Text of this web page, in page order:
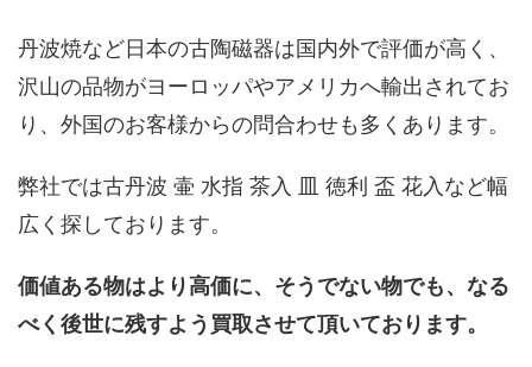
丹波焼など日本の古陶磁器は国内外で評価が高く、
沢山の品物がヨーロッパやアメリカへ輸出されてお
り、外国のお客様からの問合わせも多くあります。
弊社では古丹波 壷 水指 茶入 皿 徳利 盃 花入など幅
広く探しております。
価値ある物はより高価に、そうでない物でも、なる
べく後世に残すよう買取させて頂いております。